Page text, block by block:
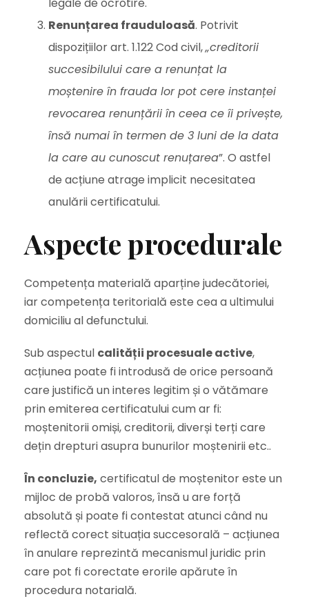
Renunțarea frauduloasă. Potrivit
dispozițiilor art. 1.122 Cod civil,„creditorii
succesibilului care a renunțat la
moștenire în frauda lor pot cere instanței
revocarea renunțării în ceea ce îi privește,
însă numai în termen de 3 luni de la data
la care au cunoscut renuțarea”. O astfel
de acțiune atrage implicit necesitatea
anulării certificatului.
Aspecte procedurale
Competența materială aparține judecătoriei,
iar competența teritorială este cea a ultimului
domiciliu al defunctului.
Sub aspectul calității procesuale active,
acțiunea poate fi introdusă de orice persoană
care justifică un interes legitim și o vătămare
prin emiterea certificatului cum ar fi:
moștenitorii omiși, creditorii, diverși terți care
dețin drepturi asupra bunurilor moștenirii etc..
În concluzie, certificatul de moștenitor este un
mijloc de probă valoros, însă u are forță
absolută și poate fi contestat atunci când nu
reflectă corect situația succesorală – acțiunea
în anulare reprezintă mecanismul juridic prin
care pot fi corectate erorile apărute în
procedura notarială.